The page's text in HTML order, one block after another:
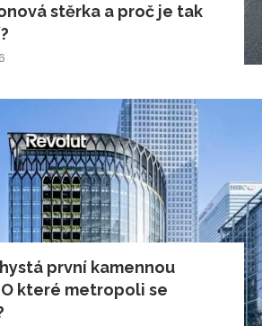
stěrka a proč je tak
první kamennou
které metropoli se